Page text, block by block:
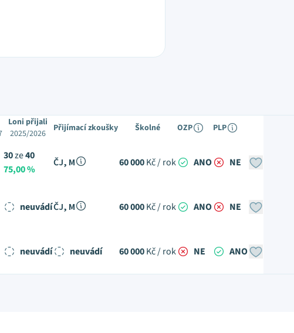
Loni přijali
2025/2026
Přijímací zkoušky Školné OZP PLP
30ze40
75,00 %
ČJ, M 60 000Kč / rok ANO NE
neuvádíČJ, M 60 000Kč / rok ANO NE
neuvádí neuvádí 60 000Kč / rok NE ANO